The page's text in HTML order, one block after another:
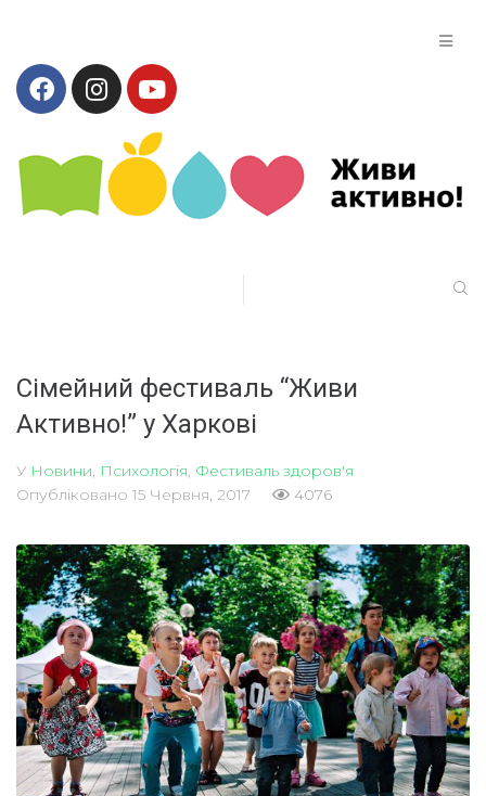
Cімейний фестиваль “Живи
Активно!” у Харкові
У Новини Психологія Фестиваль здоров'я
Опубліковано 15 Червня, 2017 4076